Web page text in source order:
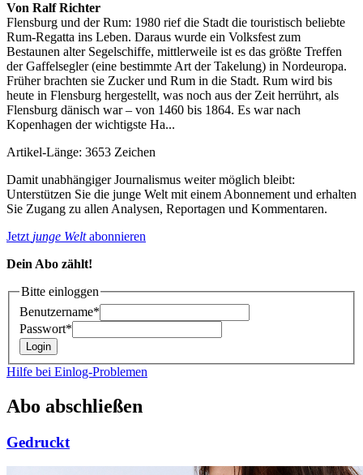
Von Ralf Richter
Flensburg und der Rum: 1980 rief die Stadt die touristisch beliebte
Rum-Regatta ins Leben. Daraus wurde ein Volksfest zum
Bestaunen alter Segelschiffe, mittlerweile ist es das größte Treffen
der Gaffelsegler (eine bestimmte Art der Takelung) in Nordeuropa.
Früher brachten sie Zucker und Rum in die Stadt. Rum wird bis
heute in Flensburg hergestellt, was noch aus der Zeit herrührt, als
Flensburg dänisch war – von 1460 bis 1864. Es war nach
Kopenhagen der wichtigste Ha...
Artikel-Länge: 3653 Zeichen
Damit unabhängiger Journalismus weiter möglich bleibt:
Unterstützen Sie die junge Welt mit einem Abonnement und erhalten
Sie Zugang zu allen Analysen, Reportagen und Kommentaren.
Jetzt junge Weltabonnieren
Dein Abo zählt!
Bitte einloggen
Benutzername*
Passwort*
Hilfe bei Einlog-Problemen
Abo abschließen
Gedruckt